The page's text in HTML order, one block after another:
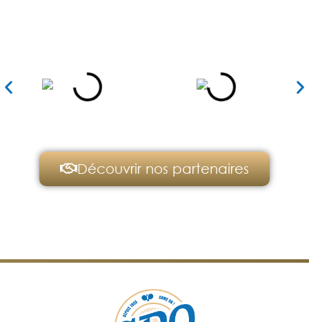
Découvrir nos partenaires